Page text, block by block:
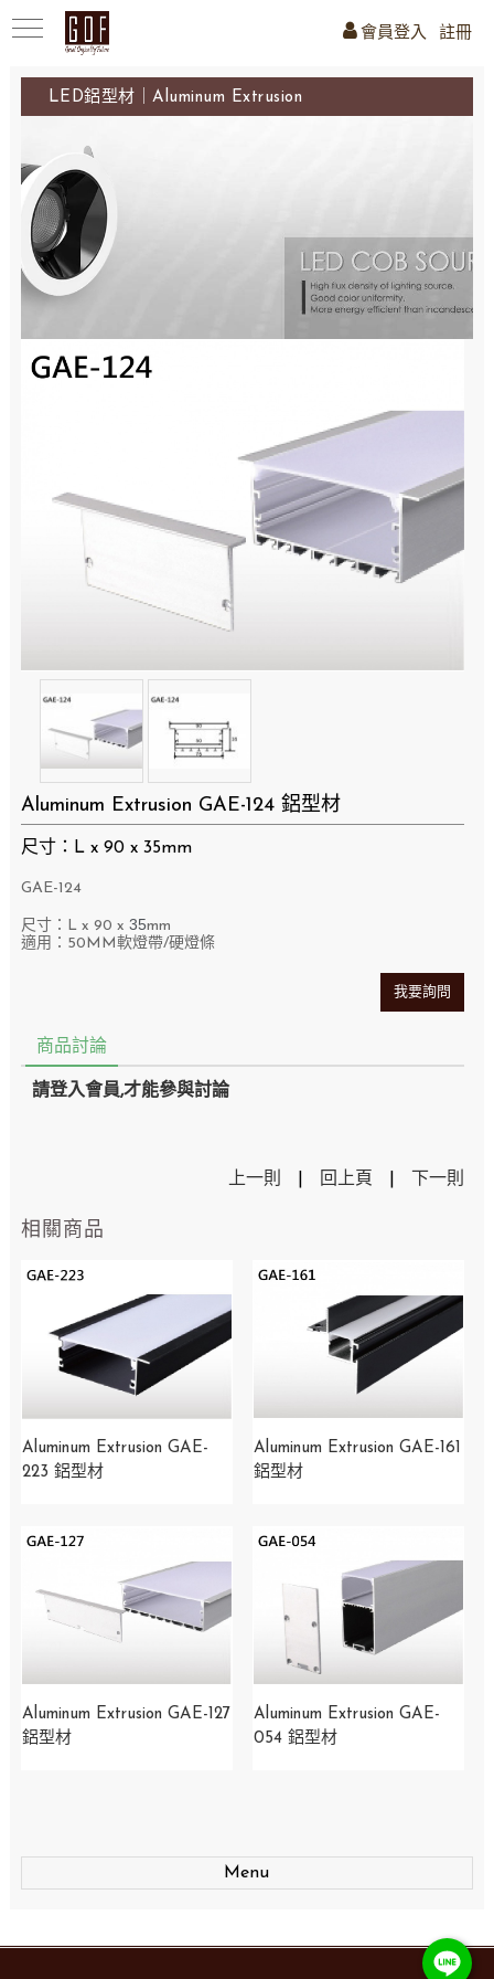
會員登入 註冊
LED鋁型材｜Aluminum Extrusion
Aluminum Extrusion GAE-124 鋁型材
尺寸：L x 90 x 35mm
GAE-124
尺寸：L x 90 x 35mm
適用：50MM軟燈帶/硬燈條
我要詢問
商品討論
請登入會員,才能參與討論
上一則 回上頁 下一則
相關商品
Aluminum Extrusion GAE-
223 鋁型材
Aluminum Extrusion GAE-161
鋁型材
Aluminum Extrusion GAE-127
鋁型材
Aluminum Extrusion GAE-
054 鋁型材
Menu